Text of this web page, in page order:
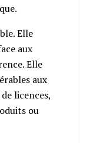
Elle
aux
Elle
aux
licences,
ou